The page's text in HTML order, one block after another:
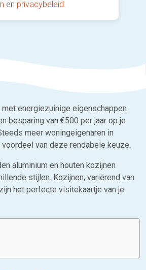
en privacybeleid.
energiezuinige eigenschappen
besparing van €500 per jaar op je
meer woningeigenaren in
van deze rendabele keuze.
aluminium en houten kozijnen
stijlen. Kozijnen, variërend van
het perfecte visitekaartje van je